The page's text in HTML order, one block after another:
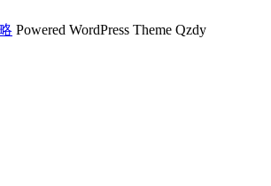
Powered WordPress Theme Qzdy